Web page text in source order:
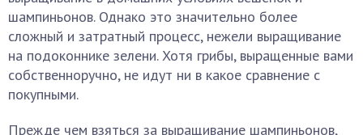
шампиньонов. Однако это значительно более
сложный и затратный процесс, нежели выращивание
на подоконнике зелени. Хотя грибы, выращенные вами
собственноручно, не идут ни в какое сравнение с
покупными.
Прежде чем взяться за выращивание шампиньонов,